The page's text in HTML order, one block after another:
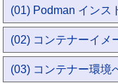
(01) Podman インス
(02) コンテナーイメ
(03) コンテナー環境